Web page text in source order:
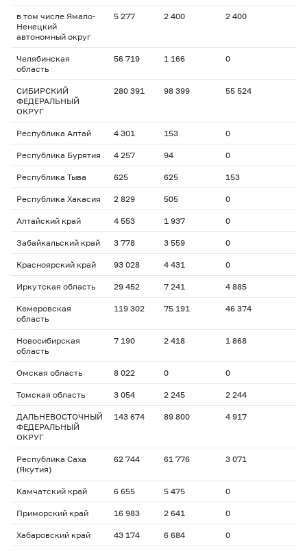
в том числе Ямало-
Ненецкий
автономный округ
5 277 2 400 2 400
Челябинская
область
56 719 1 166 0
СИБИРСКИЙ
ФЕДЕРАЛЬНЫЙ
ОКРУГ
280 391 98 399 55 524
Республика Алтай 4 301 153 0
Республика Бурятия 4 257 94 0
Республика Тыва 625 625 153
Республика Хакасия 2 829 505 0
Алтайский край 4 553 1 937 0
Забайкальский край 3 778 3 559 0
Красноярский край 93 028 4 431 0
Иркутская область 29 452 7 241 4 885
Кемеровская
область
119 302 75 191 46 374
Новосибирская
область
7 190 2 418 1 868
Омская область 8 022 0 0
Томская область 3 054 2 245 2 244
ДАЛЬНЕВОСТОЧНЫЙ
ФЕДЕРАЛЬНЫЙ
ОКРУГ
143 674 89 800 4 917
Республика Саха
(Якутия)
62 744 61 776 3 071
Камчатский край 6 655 5 475 0
Приморский край 16 983 2 641 0
Хабаровский край 43 174 6 684 0